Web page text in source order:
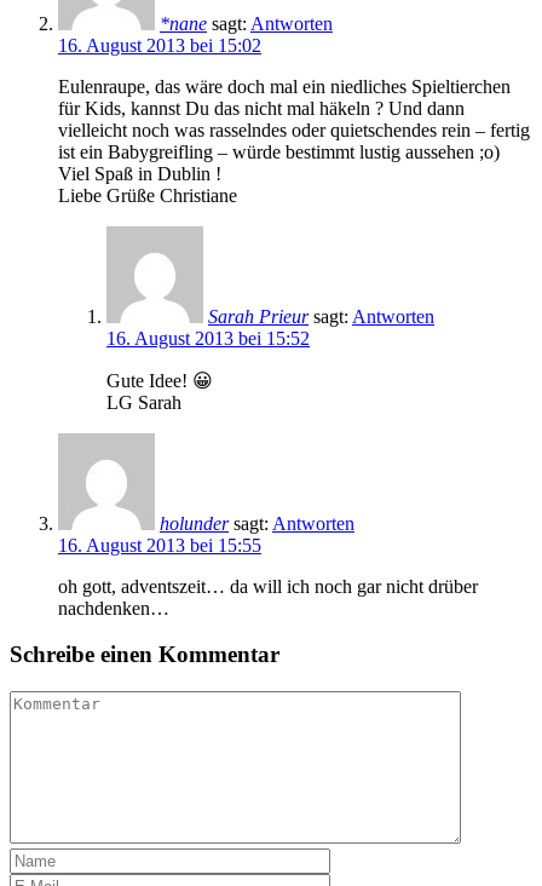
*nane sagt: Antworten
16. August 2013 bei 15:02
Eulenraupe, das wäre doch mal ein niedliches Spieltierchen
für Kids, kannst Du das nicht mal häkeln ? Und dann
vielleicht noch was rasselndes oder quietschendes rein – fertig
ist ein Babygreifling – würde bestimmt lustig aussehen ;o)
Viel Spaß in Dublin !
Liebe Grüße Christiane
Sarah Prieur sagt: Antworten
16. August 2013 bei 15:52
Gute Idee! 😀
LG Sarah
holunder sagt: Antworten
16. August 2013 bei 15:55
oh gott, adventszeit… da will ich noch gar nicht drüber
nachdenken…
Schreibe einen Kommentar